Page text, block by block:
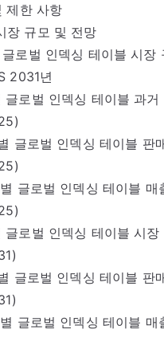
제한 사항
장 규모 및 전망
글로벌 인덱싱 테이블 시
2031년
글로벌 인덱싱 테이블 과거
글로벌 인덱싱 테이블 판
글로벌 인덱싱 테이블 매
글로벌 인덱싱 테이블 시
글로벌 인덱싱 테이블 판
글로벌 인덱싱 테이블